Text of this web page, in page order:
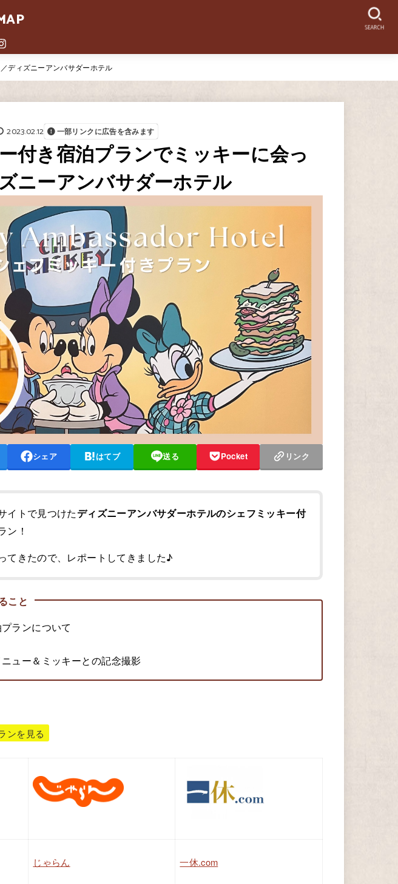
SEARCH
ディズニーアンバサダーホテル
2023.02.12 一部リンクに広告を含みます
付き宿泊プランでミッキーに会っ
ニーアンバサダーホテル
シェア はてブ 送る Pocket リンク
イトで見つけたディズニーアンバサダーホテルのシェフミッキー付
ン！
てきたので、レポートしてきました♪
こと
ランについて
ュー＆ミッキーとの記念撮影
ンを見る
じゃらん 一休.com